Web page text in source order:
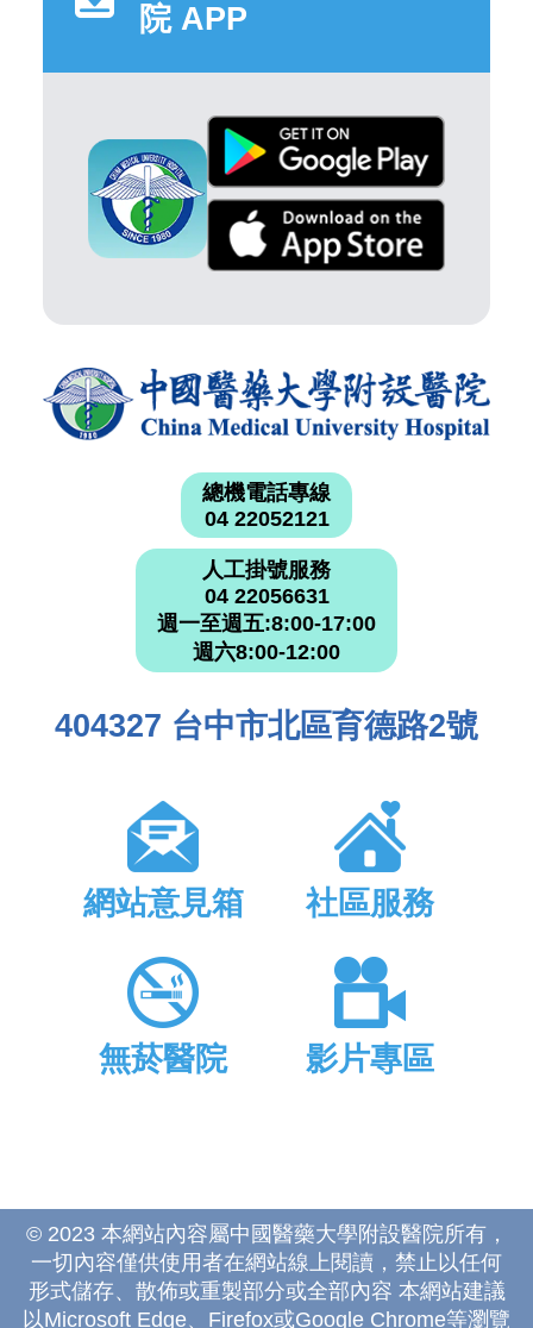
院 APP
總機電話專線
04 22052121
人工掛號服務
04 22056631
週一至週五:8:00-17:00
週六8:00-12:00
404327 台中市北區育德路2號
網站意見箱 社區服務
無菸醫院 影片專區
© 2023 本網站內容屬中國醫藥大學附設醫院所有，
一切內容僅供使用者在網站線上閱讀，禁止以任何
形式儲存、散佈或重製部分或全部內容 本網站建議
以Microsoft Edge、Firefox或Google Chrome等瀏覽